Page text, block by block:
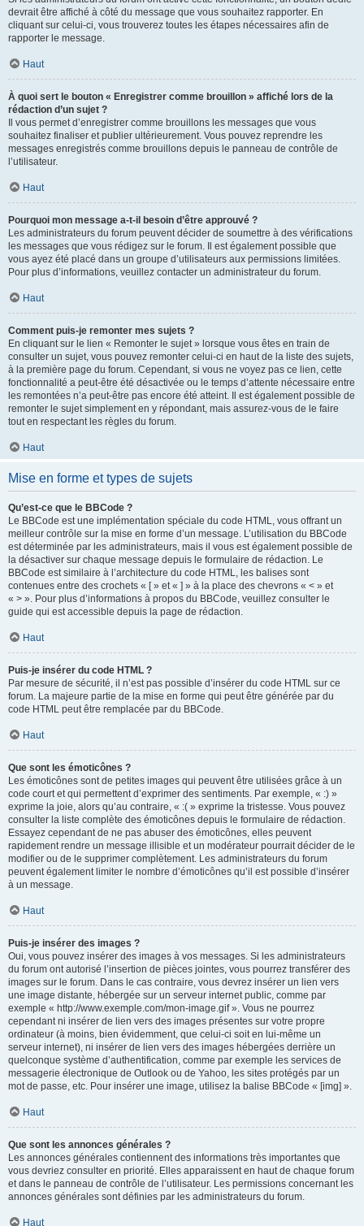
devrait être affiché à côté du message que vous souhaitez rapporter. En
cliquant sur celui-ci, vous trouverez toutes les étapes nécessaires afin de
rapporter le message.
Haut
À quoi sert le bouton « Enregistrer comme brouillon » affiché lors de la
rédaction d’un sujet ?
Il vous permet d’enregistrer comme brouillons les messages que vous
souhaitez finaliser et publier ultérieurement. Vous pouvez reprendre les
messages enregistrés comme brouillons depuis le panneau de contrôle de
l’utilisateur.
Haut
Pourquoi mon message a-t-il besoin d’être approuvé ?
Les administrateurs du forum peuvent décider de soumettre à des vérifications
les messages que vous rédigez sur le forum. Il est également possible que
vous ayez été placé dans un groupe d’utilisateurs aux permissions limitées.
Pour plus d’informations, veuillez contacter un administrateur du forum.
Haut
Comment puis-je remonter mes sujets ?
En cliquant sur le lien « Remonter le sujet » lorsque vous êtes en train de
consulter un sujet, vous pouvez remonter celui-ci en haut de la liste des sujets,
à la première page du forum. Cependant, si vous ne voyez pas ce lien, cette
fonctionnalité a peut-être été désactivée ou le temps d’attente nécessaire entre
les remontées n’a peut-être pas encore été atteint. Il est également possible de
remonter le sujet simplement en y répondant, mais assurez-vous de le faire
tout en respectant les règles du forum.
Haut
Mise en forme et types de sujets
Qu’est-ce que le BBCode ?
Le BBCode est une implémentation spéciale du code HTML, vous offrant un
meilleur contrôle sur la mise en forme d’un message. L’utilisation du BBCode
est déterminée par les administrateurs, mais il vous est également possible de
la désactiver sur chaque message depuis le formulaire de rédaction. Le
BBCode est similaire à l’architecture du code HTML, les balises sont
contenues entre des crochets « [ » et « ] » à la place des chevrons « < » et
« > ». Pour plus d’informations à propos du BBCode, veuillez consulter le
guide qui est accessible depuis la page de rédaction.
Haut
Puis-je insérer du code HTML ?
Par mesure de sécurité, il n’est pas possible d’insérer du code HTML sur ce
forum. La majeure partie de la mise en forme qui peut être générée par du
code HTML peut être remplacée par du BBCode.
Haut
Que sont les émoticônes ?
Les émoticônes sont de petites images qui peuvent être utilisées grâce à un
code court et qui permettent d’exprimer des sentiments. Par exemple, « :) »
exprime la joie, alors qu’au contraire, « :( » exprime la tristesse. Vous pouvez
consulter la liste complète des émoticônes depuis le formulaire de rédaction.
Essayez cependant de ne pas abuser des émoticônes, elles peuvent
rapidement rendre un message illisible et un modérateur pourrait décider de le
modifier ou de le supprimer complètement. Les administrateurs du forum
peuvent également limiter le nombre d’émoticônes qu’il est possible d’insérer
à un message.
Haut
Puis-je insérer des images ?
Oui, vous pouvez insérer des images à vos messages. Si les administrateurs
du forum ont autorisé l’insertion de pièces jointes, vous pourrez transférer des
images sur le forum. Dans le cas contraire, vous devrez insérer un lien vers
une image distante, hébergée sur un serveur internet public, comme par
exemple « http://www.exemple.com/mon-image.gif ». Vous ne pourrez
cependant ni insérer de lien vers des images présentes sur votre propre
ordinateur (à moins, bien évidemment, que celui-ci soit en lui-même un
serveur internet), ni insérer de lien vers des images hébergées derrière un
quelconque système d’authentification, comme par exemple les services de
messagerie électronique de Outlook ou de Yahoo, les sites protégés par un
mot de passe, etc. Pour insérer une image, utilisez la balise BBCode « [img] ».
Haut
Que sont les annonces générales ?
Les annonces générales contiennent des informations très importantes que
vous devriez consulter en priorité. Elles apparaissent en haut de chaque forum
et dans le panneau de contrôle de l’utilisateur. Les permissions concernant les
annonces générales sont définies par les administrateurs du forum.
Haut